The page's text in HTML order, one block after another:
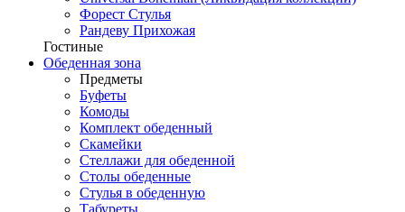
Форест Стулья
Рандеву Прихожая
Гостиные
Обеденная зона
Предметы
Буфеты
Комоды
Комплект обеденный
Скамейки
Стеллажи для обеденной
Столы обеденные
Стулья в обеденную
Табуреты